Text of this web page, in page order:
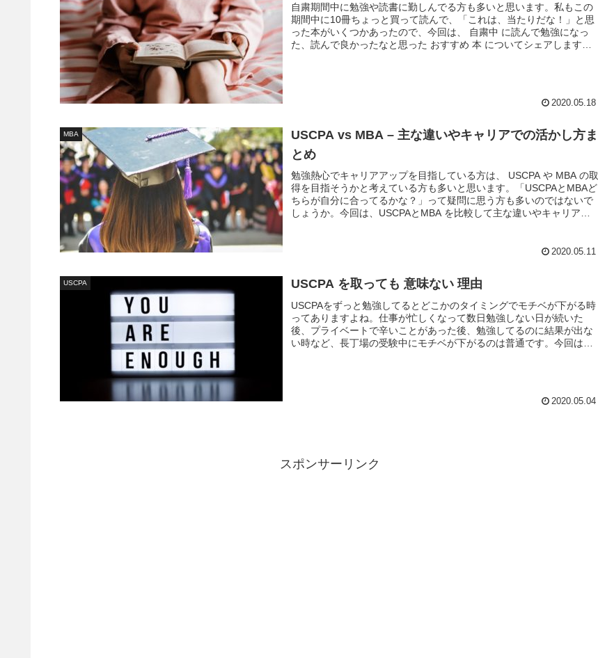
自粛期間中に勉強や読書に勤しんでる方も多いと思います。私もこの
期間中に10冊ちょっと買って読んで、「これは、当たりだな！」と思
った本がいくつかあったので、今回は、 自粛中 に読んで勉強になっ
た、読んで良かったなと思った おすすめ 本 についてシェアします
2020.05.18
MBA
USCPA vs MBA – 主な違いやキャリアでの活かし方ま
とめ
勉強熱心でキャリアアップを目指している方は、 USCPA や MBA の取
得を目指そうかと考えている方も多いと思います。「USCPAとMBAど
ちらが自分に合ってるかな？」って疑問に思う方も多いのではないで
しょうか。今回は、USCPAとMBA を比較して主な違いやキャリアで
2020.05.11
USCPA USCPA を取っても 意味ない 理由
USCPAをずっと勉強してるとどこかのタイミングでモチベが下がる時
ってありますよね。仕事が忙しくなって数日勉強しない日が続いた
後、プライベートで辛いことがあった後、勉強してるのに結果が出な
い時など、長丁場の受験中にモチベが下がるのは普通です。今回は
2020.05.04
スポンサーリンク